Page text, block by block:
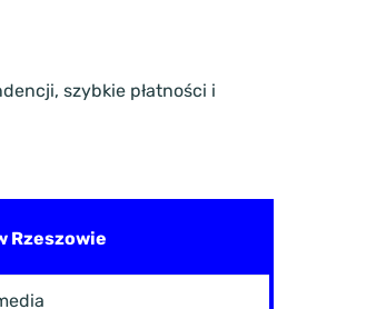
szybkie płatności i
Rzeszowie